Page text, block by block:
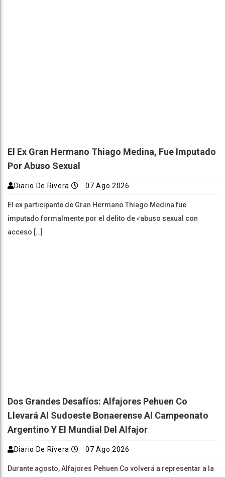
El Ex Gran Hermano Thiago Medina, Fue Imputado
Por Abuso Sexual
Diario De Rivera 07 Ago 2026
El ex participante de Gran Hermano Thiago Medina fue
imputado formalmente por el delito de «abuso sexual con
acceso […]
Dos Grandes Desafíos: Alfajores Pehuen Co
Llevará Al Sudoeste Bonaerense Al Campeonato
Argentino Y El Mundial Del Alfajor
Diario De Rivera 07 Ago 2026
Durante agosto, Alfajores Pehuen Co volverá a representar a la